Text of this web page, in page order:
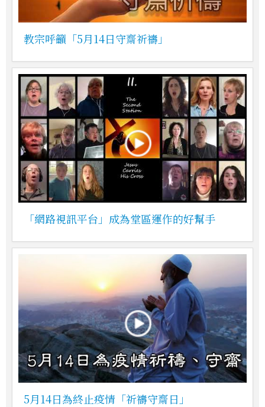
教宗呼籲「5月14日守齋祈禱」
「網路視訊平台」成為堂區運作的好幫手
5月14日為終止疫情「祈禱守齋日」